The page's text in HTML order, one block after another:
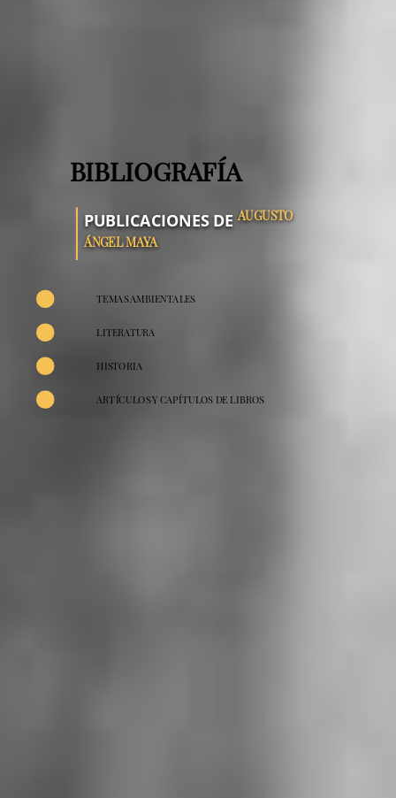
BIBLIOGRAFÍA
PUBLICACIONES DE AUGUSTO
ÁNGEL MAYA
TEMAS AMBIENTALES
LITERATURA
HISTORIA
ARTÍCULOS Y CAPÍTULOS DE LIBROS